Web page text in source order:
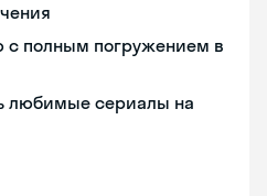
с полным погружением в
любимые сериалы на